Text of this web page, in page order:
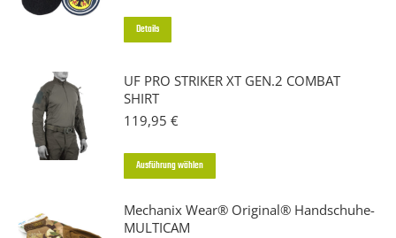
Details
UF PRO STRIKER XT GEN.2 COMBAT
SHIRT
119,95 €
Ausführung wählen
weist
Mechanix Wear® Original® Handschuhe-
MULTICAM